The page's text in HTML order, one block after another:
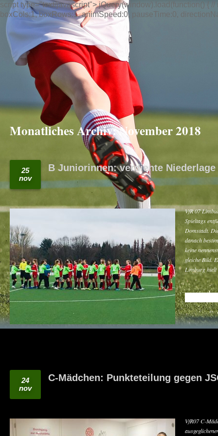
script type="text/javascript"> jQuery(window).load(function() {
boxCols:1, boxRows:1, animSpeed:0, pauseTime:0,
Monatliches Archiv:November 2018
25
nov
B Juniorinnen: verdiente Niederlage
VfR 07
Spieltags
Domstadt.
danach
keine
gleiche Bild.
Limburg
24
nov
C-Mädchen: Punkteteilung gegen
VfR07 C-